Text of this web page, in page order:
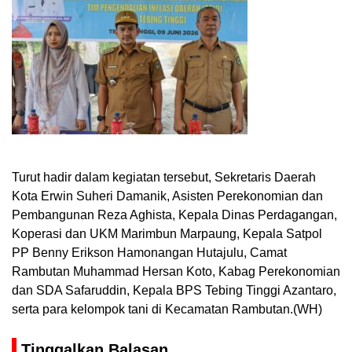
Turut hadir dalam kegiatan tersebut, Sekretaris Daerah
Kota Erwin Suheri Damanik, Asisten Perekonomian dan
Pembangunan Reza Aghista, Kepala Dinas Perdagangan,
Koperasi dan UKM Marimbun Marpaung, Kepala Satpol
PP Benny Erikson Hamonangan Hutajulu, Camat
Rambutan Muhammad Hersan Koto, Kabag Perekonomian
dan SDA Safaruddin, Kepala BPS Tebing Tinggi Azantaro,
serta para kelompok tani di Kecamatan Rambutan.(WH)